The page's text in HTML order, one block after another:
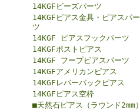
14KGFビーズパーツ
14KGFピアス金具・ピアスパー
ツ
14KGF ピアスフックパーツ
14KGFポストピアス
14KGF フープピアスパーツ
14KGFアメリカンピアス
14KGFレバーバックピアス
14KGFピアス空枠
■天然石ピアス（ラウンド2mm）